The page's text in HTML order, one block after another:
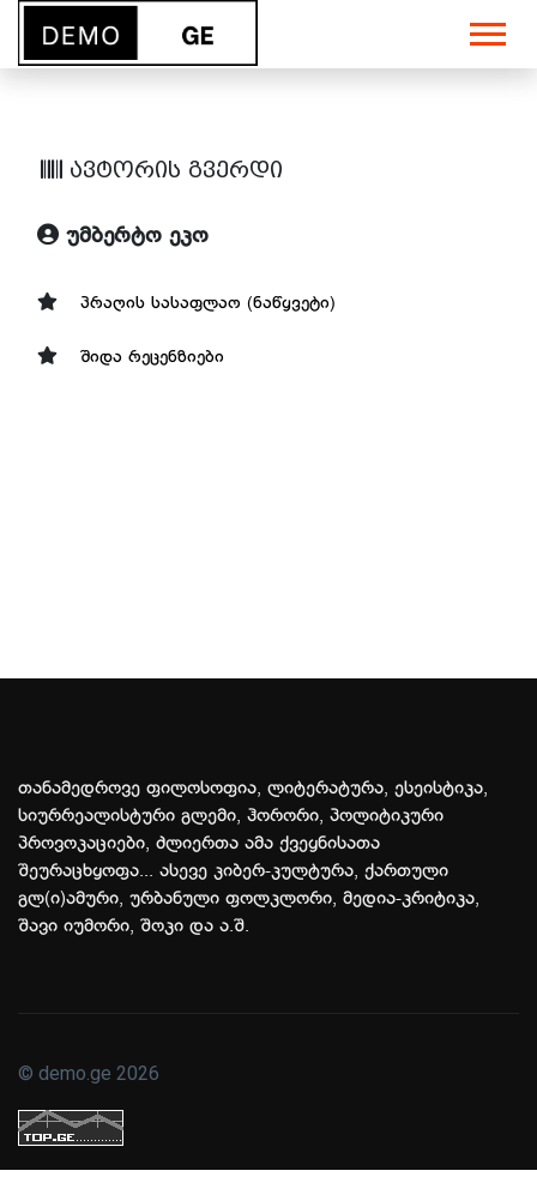
ავტორის გვერდი
უმბერტო ეკო
პრაღის სასაფლაო (ნაწყვეტი)
შიდა რეცენზიები
თანამედროვე ფილოსოფია, ლიტერატურა, ესეისტიკა,
სიურრეალისტური გლემი, ჰორორი, პოლიტიკური
პროვოკაციები, ძლიერთა ამა ქვეყნისათა
შეურაცხყოფა... ასევე კიბერ-კულტურა, ქართული
გლ(ი)ამური, ურბანული ფოლკლორი, მედია-კრიტიკა,
შავი იუმორი, შოკი და ა.შ.
© demo.ge 2026